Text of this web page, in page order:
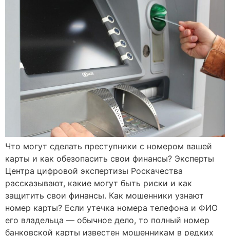
Что могут сделать преступники с номером вашей
карты и как обезопасить свои финансы? Эксперты
Центра цифровой экспертизы Роскачества
рассказывают, какие могут быть риски и как
защитить свои финансы. Как мошенники узнают
номер карты? Если утечка номера телефона и ФИО
его владельца — обычное дело, то полный номер
банковской карты известен мошенникам в редких